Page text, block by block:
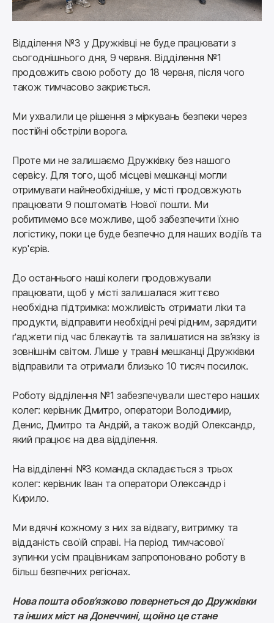
Відділення №3 у Дружківці не буде працювати з
сьогоднішнього дня, 9 червня. Відділення №1
продовжить свою роботу до 18 червня, після чого
також тимчасово закриється.
Ми ухвалили це рішення з міркувань безпеки через
постійні обстріли ворога.
Проте ми не залишаємо Дружківку без нашого
сервісу. Для того, щоб місцеві мешканці могли
отримувати найнеобхідніше, у місті продовжують
працювати 9 поштоматів Нової пошти. Ми
робитимемо все можливе, щоб забезпечити їхню
логістику, поки це буде безпечно для наших водіїв та
кур'єрів.
До останнього наші колеги продовжували
працювати, щоб у місті залишалася життєво
необхідна підтримка: можливість отримати ліки та
продукти, відправити необхідні речі рідним, зарядити
ґаджети під час блекаутів та залишатися на зв’язку із
зовнішнім світом. Лише у травні мешканці Дружківки
відправили та отримали близько 10 тисяч посилок.
Роботу відділення №1 забезпечували шестеро наших
колег: керівник Дмитро, оператори Володимир,
Денис, Дмитро та Андрій, а також водій Олександр,
який працює на два відділення.
На відділенні №3 команда складається з трьох
колег: керівник Іван та оператори Олександр і
Кирило.
Ми вдячні кожному з них за відвагу, витримку та
відданість своїй справі. На період тимчасової
зупинки усім працівникам запропоновано роботу в
більш безпечних регіонах.
Нова пошта обов’язково повернеться до Дружківки
та інших міст на Донеччині, щойно це стане